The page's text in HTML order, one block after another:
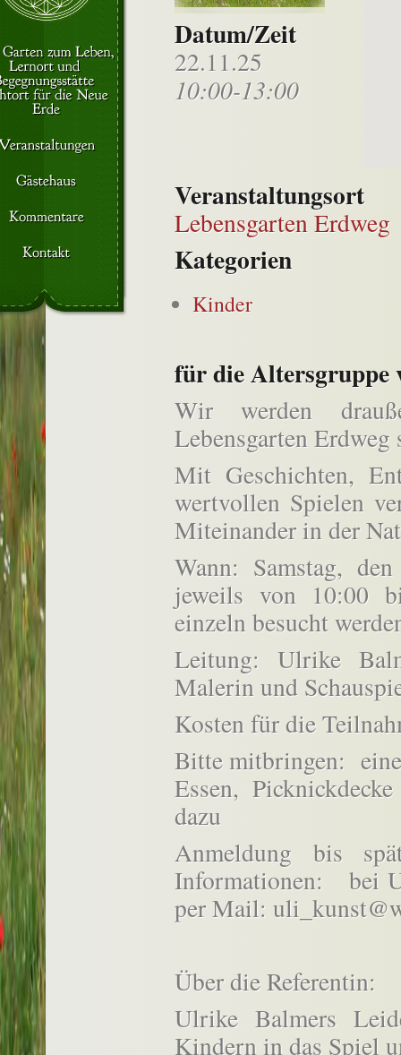
Datum/Zeit
22.11.25
10:00-13:00
Veranstaltungsort
Lebensgarten Erdweg
Kategorien
Kinder
für die Altersgruppe
Wir werden
Lebensgarten Erdweg
Mit Geschichten,
wertvollen Spielen
Miteinander in der
Wann: Samstag,
jeweils von 10:00
einzeln besucht
Leitung: Ulrike
Malerin und
Kosten für die
Bitte mitbringen:
Essen,
dazu
Anmeldung bis
Informationen: bei
per Mail:
Über die Referentin:
Ulrike Balmers
Kindern in das Spiel